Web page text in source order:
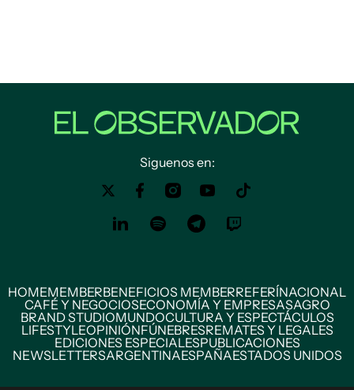
Siguenos en:
HOMEMEMBERBENEFICIOS MEMBERREFERÍNACIONAL
CAFÉ Y NEGOCIOSECONOMÍA Y EMPRESASAGRO
BRAND STUDIOMUNDOCULTURA Y ESPECTÁCULOS
LIFESTYLEOPINIÓNFÚNEBRESREMATES Y LEGALES
EDICIONES ESPECIALESPUBLICACIONES
NEWSLETTERSARGENTINAESPAÑAESTADOS UNIDOS